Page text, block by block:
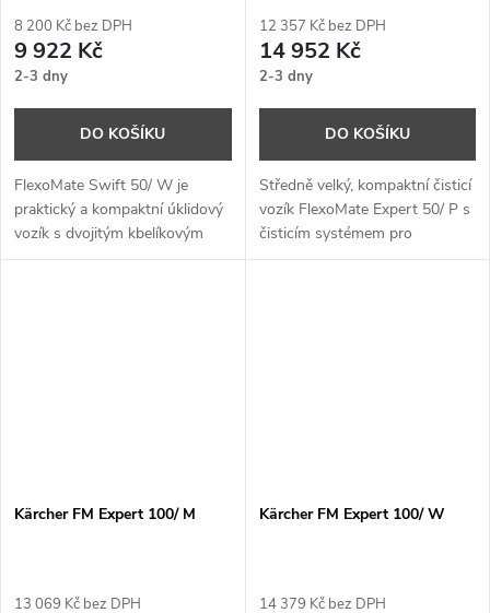
8 200 Kč bez DPH
9 922 Kč
2-3 dny
DO KOŠÍKU
FlexoMate Swift 50/ W je
praktický a kompaktní úklidový
vozík s dvojitým kbelíkovým
systémem. Pro prostorově
12 357 Kč bez DPH
14 952 Kč
2-3 dny
DO KOŠÍKU
Středně velký, kompaktní čisticí
vozík FlexoMate Expert 50/ P s
čisticím systémem pro
předpřípravu mopů. Závěsné
Kärcher FM Expert 100/ M
13 069 Kč bez DPH
Kärcher FM Expert 100/ W
14 379 Kč bez DPH